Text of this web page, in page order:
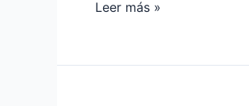
Leer más »